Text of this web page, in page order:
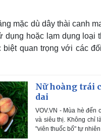
mặc dù dây thài canh
dụng hoặc lạm dụng
quan trọng với các
Nữ hoàng trái
dai
VOV.VN - Mùa hè đến
và siêu thị. Không chỉ
"viên thuốc bổ" tự